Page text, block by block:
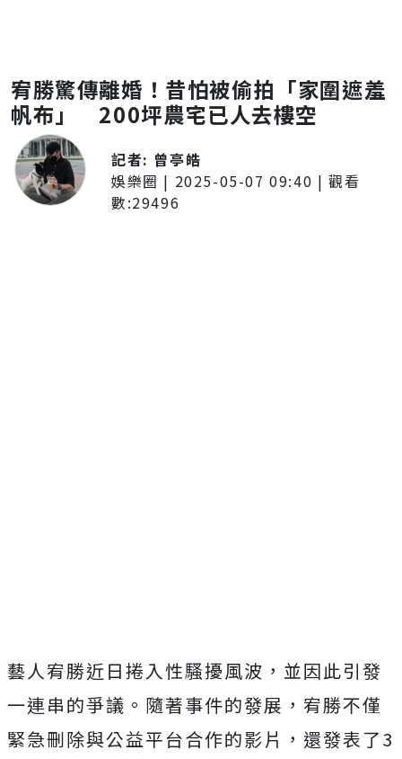
宥勝驚傳離婚！昔怕被偷拍「家圍遮羞
帆布」 200坪農宅已人去樓空
記者: 曾亭皓
娛樂圈 | 2025-05-07 09:40 | 觀看
數:29496
藝人宥勝近日捲入性騷擾風波，並因此引發
一連串的爭議。隨著事件的發展，宥勝不僅
緊急刪除與公益平台合作的影片，還發表了3